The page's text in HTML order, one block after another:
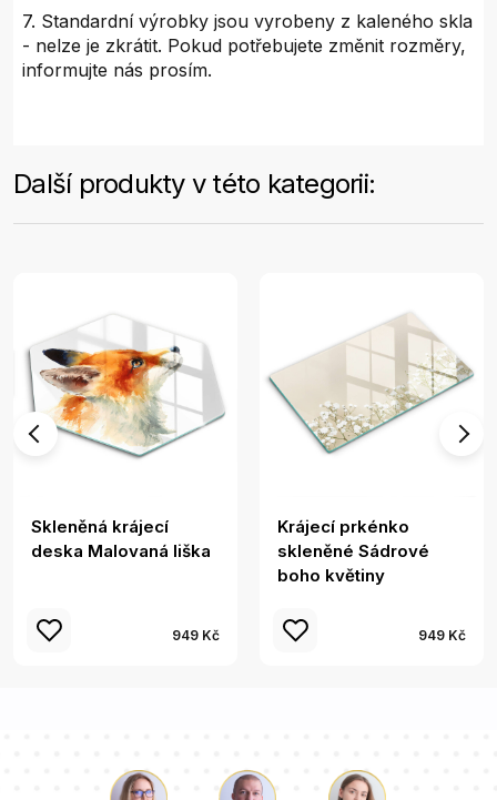
7. Standardní výrobky jsou vyrobeny z kaleného skla
- nelze je zkrátit. Pokud potřebujete změnit rozměry,
informujte nás prosím.
Další produkty v této kategorii:
Skleněná krájecí
deska Malovaná liška
949 Kč
Krájecí prkénko
skleněné Sádrové
boho květiny
949 Kč